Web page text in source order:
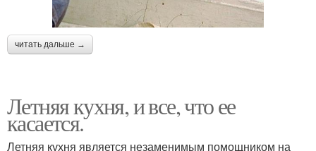
читать дальше →
Летняя кухня, и все, что ее
касается.
Летняя кухня является незаменимым помощником на